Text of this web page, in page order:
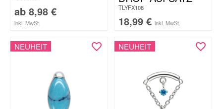
ab 8,98 €
inkl. MwSt.
TLYFX108
18,99 € inkl. MwSt.
NEUHEIT NEUHEIT